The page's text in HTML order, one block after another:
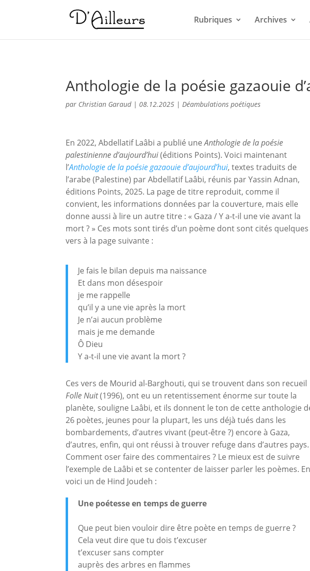
Rubriques Archives
Anthologie de la poésie gazaouie
par Christian Garaud| 08.12.2025 | Déambulations poétiques
En 2022, Abdellatif Laâbi a publié uneAnthologie de la poésie
palestinienne d’aujourd’hui(éditions Points). Voici maintenant
l’Anthologie de la poésie gazaouie d’aujourd’hui, textes traduits de
l’arabe (Palestine) par Abdellatif Laâbi, réunis par Yassin Adnan,
éditions Points, 2025. La page de titre reproduit, comme il
convient, les informations données par la couverture, mais elle
donne aussi à lire un autre titre : « Gaza / Y a-t-il une vie avant la
mort ? » Ces mots sont tirés d’un poème dont sont cités quelques
vers à la page suivante :
Je fais le bilan depuis ma naissance
Et dans mon désespoir
je me rappelle
qu’il y a une vie après la mort
Je n’ai aucun problème
mais je me demande
Ô Dieu
Y a-t-il une vie avant la mort ?
Ces vers de Mourid al-Barghouti, qui se trouvent dans son recueil
Folle Nuit(1996), ont eu un retentissement énorme sur toute la
planète, souligne Laâbi, et ils donnent le ton de cette anthologie
26 poètes, jeunes pour la plupart, les uns déjà tués dans les
bombardements, d’autres vivant (peut-être ?) encore à Gaza,
d’autres, enfin, qui ont réussi à trouver refuge dans d’autres pays.
Comment oser faire des commentaires ? Le mieux est de suivre
l’exemple de Laâbi et se contenter de laisser parler les poèmes. En
voici un de Hind Joudeh :
Une poétesse en temps de guerre
Que peut bien vouloir dire être poète en temps de guerre ?
Cela veut dire que tu dois t’excuser
t’excuser sans compter
auprès des arbres en flammes